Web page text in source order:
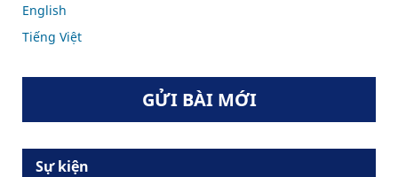
English
Tiếng Việt
GỬI BÀI MỚI
Sự kiện